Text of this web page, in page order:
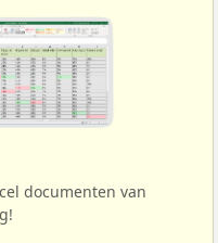
documenten van